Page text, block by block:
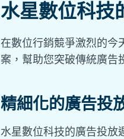
水星數位科技
在數位行銷競爭激烈的今
案，幫助您突破傳統廣告
精細化的廣告投
水星數位科技的廣告投放